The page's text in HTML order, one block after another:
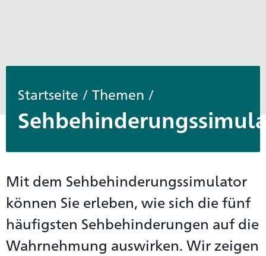
Startseite / Themen /
Mit dem Sehbehinderungssimulator
können Sie erleben, wie sich die fünf
häufigsten Sehbehinderungen auf die
Wahrnehmung auswirken. Wir zeigen